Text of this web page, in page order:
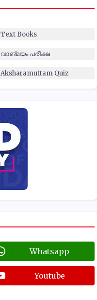
Text Books
വാങ്മയം പരീക്ഷ
Aksharamuttam Quiz
Whatsapp
Youtube